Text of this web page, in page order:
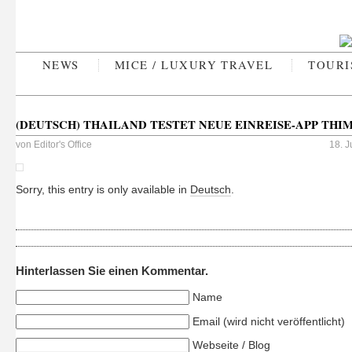
NEWS MICE / LUXURY TRAVEL
(DEUTSCH) THAILAND TESTET NEUE EINREISE-APP
18.
von Editor's Office
Sorry, this entry is only available in Deutsch.
Hinterlassen Sie einen Kommentar.
Name
Email (wird nicht veröffentlicht)
Webseite / Blog